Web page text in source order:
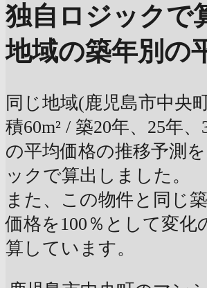
独自ロジックで
地域の築年別の
同じ地域(鹿児島市中央
積60m² / 築20年、25年
の平均価格の推移予測
ックで算出しました。
また、この物件と同じ
価格を100％として変化
算しています。